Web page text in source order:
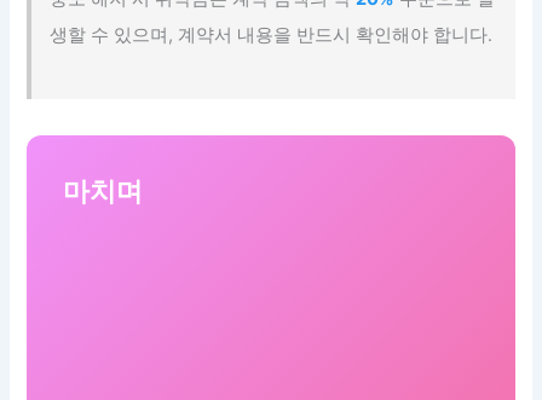
생할 수 있으며, 계약서 내용을 반드시 확인해야 합니다.
마치며